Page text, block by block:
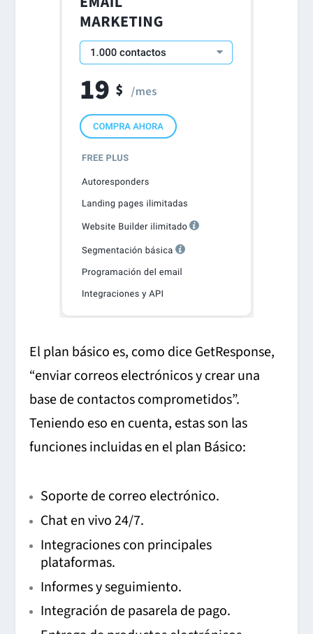
El plan básico es, como dice GetResponse,
“enviar correos electrónicos y crear una
base de contactos comprometidos”.
Teniendo eso en cuenta, estas son las
funciones incluidas en el plan Básico:
Soporte de correo electrónico.
Chat en vivo 24/7.
Integraciones con principales
plataformas.
Informes y seguimiento.
Integración de pasarela de pago.